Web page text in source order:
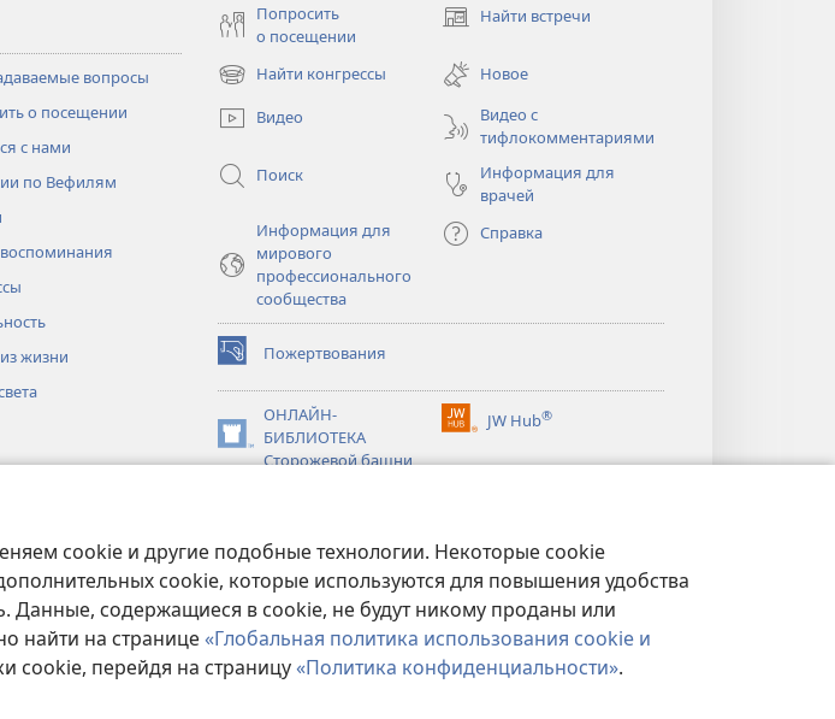
cookie и другие подобные технологии. Некоторые cookie
cookie, которые используются для повышения удобства
Данные, содержащиеся в cookie, не будут никому проданы или
найти на странице «Глобальная политика использования cookie и
cookie, перейдя на страницу«Политика конфиденциальности».
вопросы
о посещении
с нами
по Вефилям
жизни
Попросить
о посещении
Найти встречи
(открывается
новом
Найти конгрессы
(открывается
в
новом
Новое
Видео
Видео с
тифлокомментариями
Поиск
Информация для
врачей
Информация для
мирового
профессионального
сообщества
Справка
Пожертвования
(открывается
в
новом
окне)
ОНЛАЙН-
БИБЛИОТЕКА
Сторожевой башни
(открывается
в
JW Hub®
(открывается
and Tract Society of Pennsylvania.
|НАСТРОЙКИ КОНФИДЕНЦИАЛЬНОСТИ